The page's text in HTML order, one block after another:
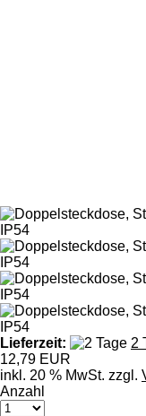
Lieferzeit:
2
12,79 EUR
inkl. 20 % MwSt. zzgl.
Anzahl